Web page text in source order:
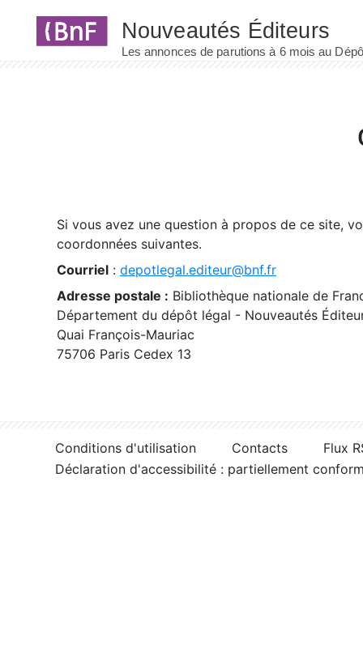
Si vous avez une question à propos de ce site,
coordonnées suivantes.
Courriel : depotlegal.editeur@bnf.fr
Adresse postale : Bibliothèque nationale de
Département du dépôt légal - Nouveautés
Quai François-Mauriac
75706 Paris Cedex 13
Conditions d'utilisation Contacts
Flux
Déclaration d'accessibilité : partiellement